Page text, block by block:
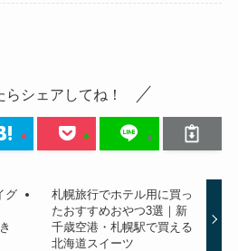
らシェアしてね！
グ
札幌旅行でホテル用に買っ
たおすすめおやつ3選｜新
千歳空港・札幌駅で買える
北海道スイーツ